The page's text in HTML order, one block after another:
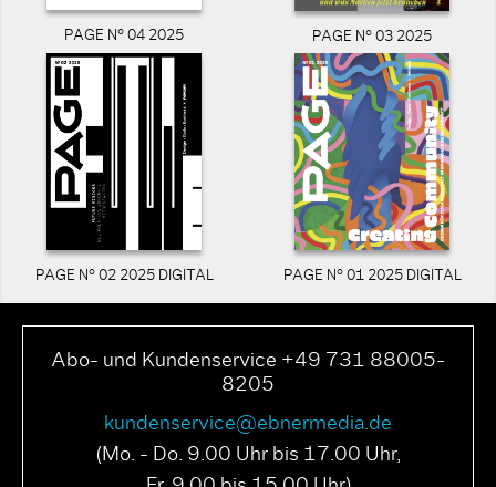
PAGE N° 04 2025 PAGE N° 03 2025
PAGE N° 02 2025 DIGITAL PAGE N° 01 2025 DIGITAL
Abo- und Kundenservice +49 731 88005-
8205
kundenservice@ebnermedia.de
(Mo. - Do. 9.00 Uhr bis 17.00 Uhr,